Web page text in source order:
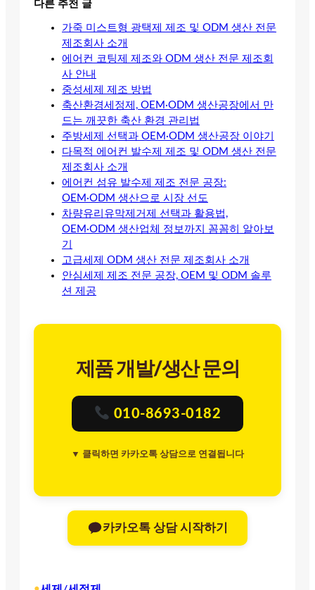
다른 추천 글
가죽 미스트형 광택제 제조 및 ODM 생산 전문
제조회사 소개
에어컨 코팅제 제조와 ODM 생산 전문 제조회
사 안내
중성세제 제조 방법
축산환경세정제, OEM·ODM 생산공장에서 만
드는 깨끗한 축산 환경 관리법
주방세제 선택과 OEM·ODM 생산공장 이야기
다목적 에어컨 발수제 제조 및 ODM 생산 전문
제조회사 소개
에어컨 섬유 발수제 제조 전문 공장:
OEM·ODM 생산으로 시장 선도
차량유리유막제거제 선택과 활용법,
OEM·ODM 생산업체 정보까지 꼼꼼히 알아보
기
고급세제 ODM 생산 전문 제조회사 소개
안심세제 제조 전문 공장, OEM 및 ODM 솔루
션 제공
제품 개발/생산 문의
010-8693-0182
▼ 클릭하면 카카오톡 상담으로 연결됩니다
카카오톡 상담 시작하기